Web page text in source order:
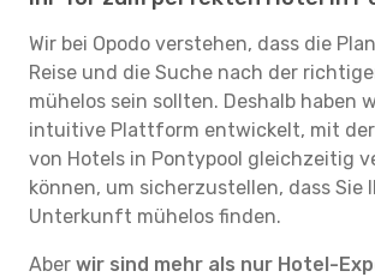
Wir bei Opodo verstehen, dass die
Reise und die Suche nach der
mühelos sein sollten. Deshalb haben
intuitive Plattform entwickelt, mit
von Hotels in Pontypool gleichzeitig
können, um sicherzustellen, dass Sie
Unterkunft mühelos finden.
Aber wir sind mehr als nur Hotel-